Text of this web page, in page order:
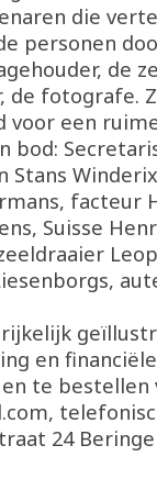
die
personen
de
de fotografe.
voor een
bod:
facteur
Suisse
en
te bestellen
24